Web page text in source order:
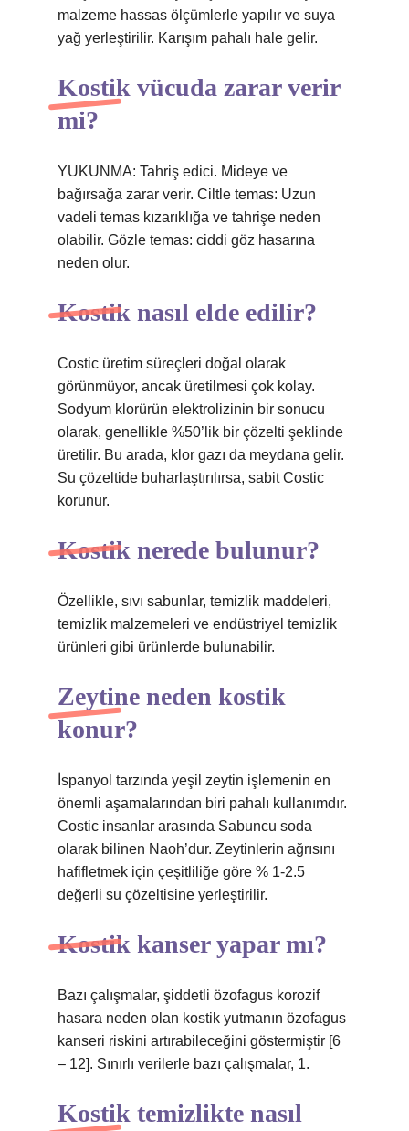
malzeme hassas ölçümlerle yapılır ve suya
yağ yerleştirilir. Karışım pahalı hale gelir.
Kostik vücuda zarar verir
mi?
YUKUNMA: Tahriş edici. Mideye ve
bağırsağa zarar verir. Ciltle temas: Uzun
vadeli temas kızarıklığa ve tahrişe neden
olabilir. Gözle temas: ciddi göz hasarına
neden olur.
Kostik nasıl elde edilir?
Costic üretim süreçleri doğal olarak
görünmüyor, ancak üretilmesi çok kolay.
Sodyum klorürün elektrolizinin bir sonucu
olarak, genellikle %50’lik bir çözelti şeklinde
üretilir. Bu arada, klor gazı da meydana gelir.
Su çözeltide buharlaştırılırsa, sabit Costic
korunur.
Kostik nerede bulunur?
Özellikle, sıvı sabunlar, temizlik maddeleri,
temizlik malzemeleri ve endüstriyel temizlik
ürünleri gibi ürünlerde bulunabilir.
Zeytine neden kostik
konur?
İspanyol tarzında yeşil zeytin işlemenin en
önemli aşamalarından biri pahalı kullanımdır.
Costic insanlar arasında Sabuncu soda
olarak bilinen Naoh’dur. Zeytinlerin ağrısını
hafifletmek için çeşitliliğe göre % 1-2.5
değerli su çözeltisine yerleştirilir.
Kostik kanser yapar mı?
Bazı çalışmalar, şiddetli özofagus korozif
hasara neden olan kostik yutmanın özofagus
kanseri riskini artırabileceğini göstermiştir [6
– 12]. Sınırlı verilerle bazı çalışmalar, 1.
Kostik temizlikte nasıl